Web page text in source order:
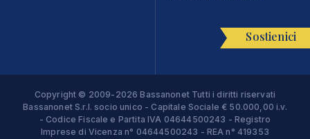
Sostienici
Copyright © 2009-2026 Bassanonet Tutti i diritti riservati
Bassanonet S.r.l. socio unico - Capitale Sociale € 50.000,00 i.v.
- Codice Fiscale e Partita IVA 04644500243 - Registro
Imprese di Vicenza n° 04644500243 - REA n° 419353